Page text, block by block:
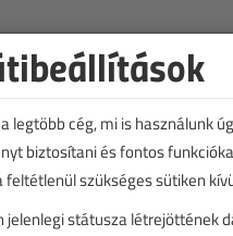
legtöbb cég, mi is használunk
biztosítani és fontos
feltétlenül szükséges sütiken
jelenlegi státusza létrejöttének